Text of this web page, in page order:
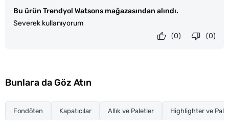
Bu ürün Trendyol Watsons mağazasından alındı.
Severek kullanıyorum
(0)
(0)
Bunlara da Göz Atın
Fondöten Kapatıcılar Allık ve Paletler Highlighter ve